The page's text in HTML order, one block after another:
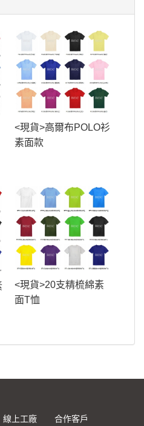
<現貨>高爾布POLO衫
素面款
<現貨>20支精梳綿素
面T恤
線上工廠 合作客戶